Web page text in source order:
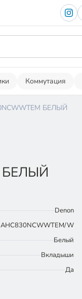
Коммутация
БЕЛЫЙ
БЕЛЫЙ
Denon
AHC830NCWWTEM/W
Белый
Вкладыши
Да